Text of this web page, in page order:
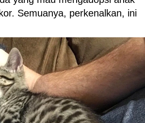
Semuanya, perkenalkan, ini